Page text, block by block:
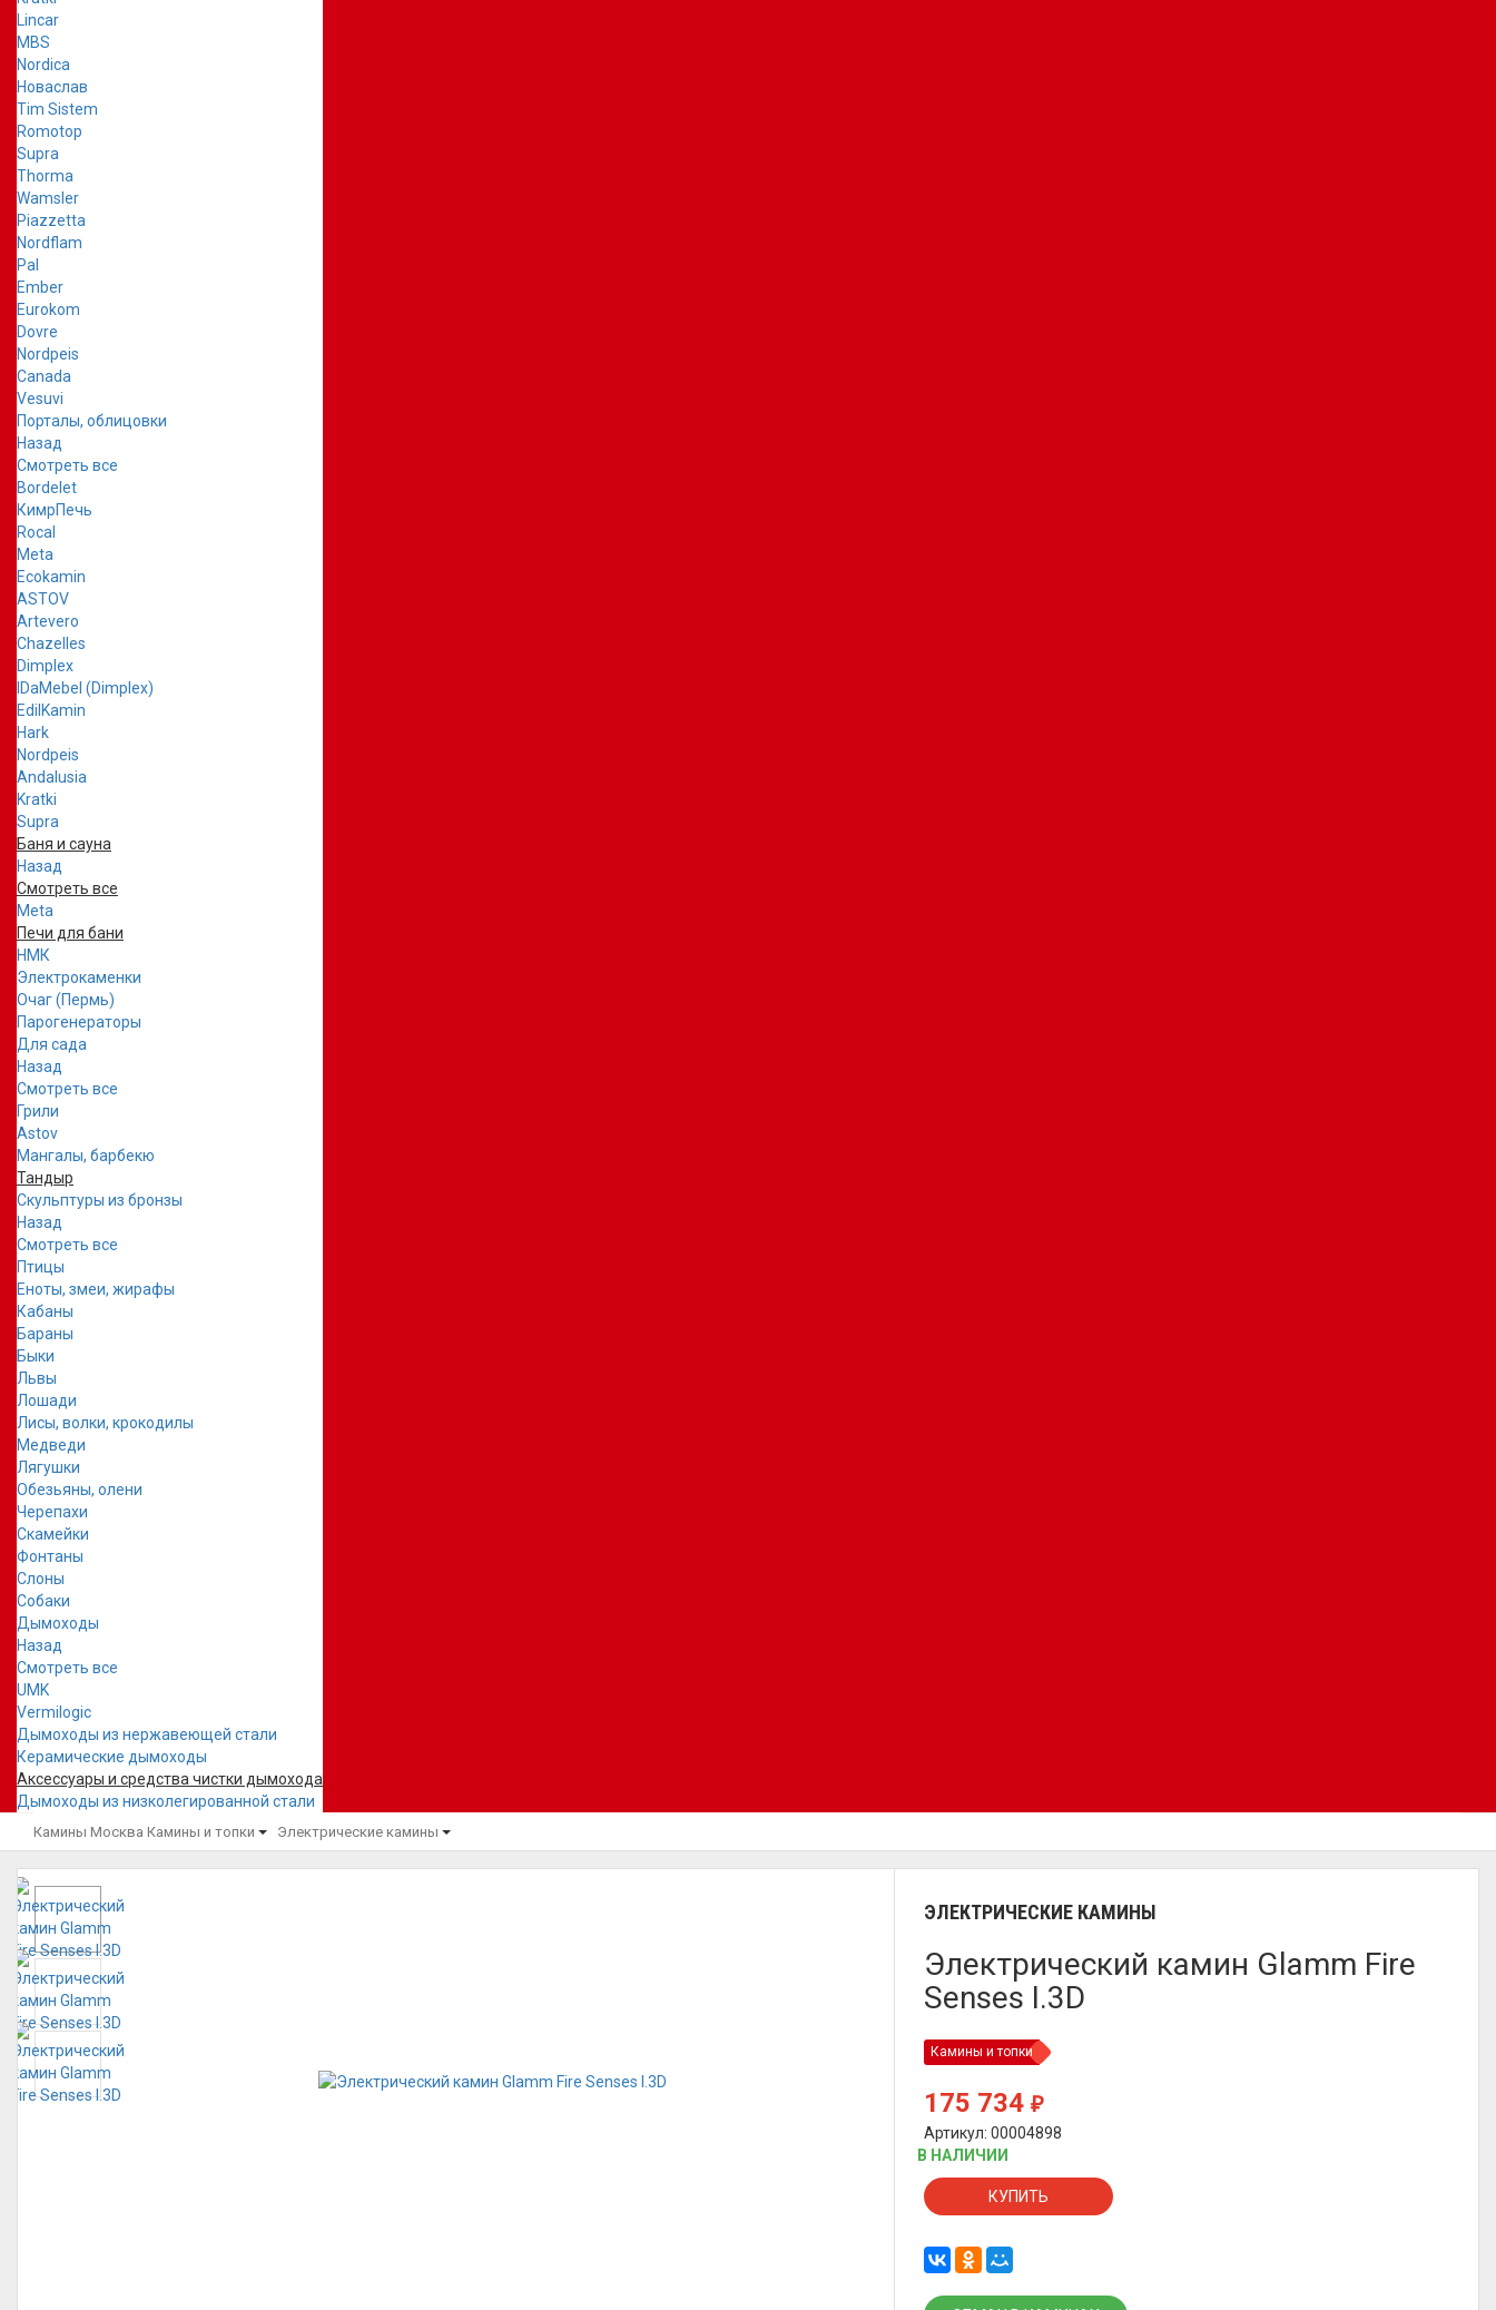
Lincar
MBS
Nordica
Новаслав
Tim Sistem
Romotop
Supra
Thorma
Wamsler
Piazzetta
Nordflam
Pal
Ember
Eurokom
Dovre
Nordpeis
Canada
Vesuvi
Порталы, облицовки
Назад
Смотреть все
Bordelet
КимрПечь
Rocal
Meta
Ecokamin
ASTOV
Artevero
Chazelles
Dimplex
IDaMebel (Dimplex)
EdilKamin
Hark
Nordpeis
Andalusia
Kratki
Supra
Баня и сауна
Назад
Смотреть все
Meta
Печи для бани
НМК
Электрокаменки
Очаг (Пермь)
Парогенераторы
Для сада
Назад
Смотреть все
Грили
Astov
Мангалы, барбекю
Тандыр
Скульптуры из бронзы
Назад
Смотреть все
Птицы
Еноты, змеи, жирафы
Кабаны
Бараны
Быки
Львы
Лошади
Лисы, волки, крокодилы
Медведи
Лягушки
Обезьяны, олени
Черепахи
Скамейки
Фонтаны
Слоны
Собаки
Дымоходы
Назад
Смотреть все
UMK
Vermilogic
Дымоходы из нержавеющей стали
Керамические дымоходы
Аксессуары и средства чистки дымохода
Дымоходы из низколегированной стали
Камины Москва Камины и топки Электрические камины
ЭЛЕКТРИЧЕСКИЕ КАМИНЫ
Электрический камин Glamm Fire
Senses I.3D
Камины и топки
175 734₽
Артикул: 00004898
В НАЛИЧИИ
КУПИТЬ